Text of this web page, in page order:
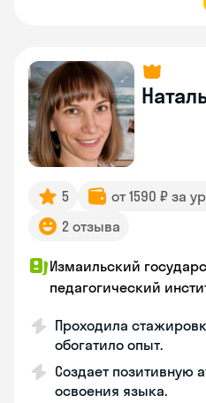
5 от 1590 ₽ за
2 отзыва
Измаильский
педагогический
Проходила
обогатило опыт.
Создает позитивную
освоения языка.